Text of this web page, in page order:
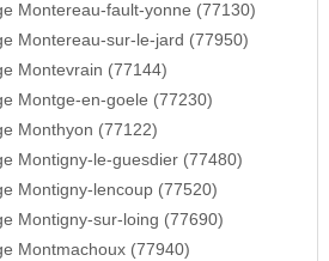
Montereau-fault-yonne (77130)
Montereau-sur-le-jard (77950)
Montevrain (77144)
Montge-en-goele (77230)
Monthyon (77122)
Montigny-le-guesdier (77480)
Montigny-lencoup (77520)
Montigny-sur-loing (77690)
Montmachoux (77940)